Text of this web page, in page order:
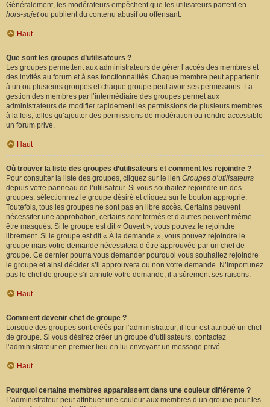
Généralement, les modérateurs empêchent que les utilisateurs partent en
hors-sujetou publient du contenu abusif ou offensant.
Haut
Que sont les groupes d’utilisateurs ?
Les groupes permettent aux administrateurs de gérer l’accès des membres et
des invités au forum et à ses fonctionnalités. Chaque membre peut appartenir
à un ou plusieurs groupes et chaque groupe peut avoir ses permissions. La
gestion des membres par l’intermédiaire des groupes permet aux
administrateurs de modifier rapidement les permissions de plusieurs membres
à la fois, telles qu’ajouter des permissions de modération ou rendre accessible
un forum privé.
Haut
Où trouver la liste des groupes d’utilisateurs et comment les rejoindre ?
Pour consulter la liste des groupes, cliquez sur le lien Groupes d’utilisateurs
depuis votre panneau de l’utilisateur. Si vous souhaitez rejoindre un des
groupes, sélectionnez le groupe désiré et cliquez sur le bouton approprié.
Toutefois, tous les groupes ne sont pas en libre accès. Certains peuvent
nécessiter une approbation, certains sont fermés et d’autres peuvent même
être masqués. Si le groupe est dit « Ouvert », vous pouvez le rejoindre
librement. Si le groupe est dit « À la demande », vous pouvez rejoindre le
groupe mais votre demande nécessitera d’être approuvée par un chef de
groupe. Ce dernier pourra vous demander pourquoi vous souhaitez rejoindre
le groupe et ainsi décider s’il approuvera ou non votre demande. N’importunez
pas le chef de groupe s’il annule votre demande, il a sûrement ses raisons.
Haut
Comment devenir chef de groupe ?
Lorsque des groupes sont créés par l’administrateur, il leur est attribué un chef
de groupe. Si vous désirez créer un groupe d’utilisateurs, contactez
l’administrateur en premier lieu en lui envoyant un message privé.
Haut
Pourquoi certains membres apparaissent dans une couleur différente ?
L’administrateur peut attribuer une couleur aux membres d’un groupe pour les